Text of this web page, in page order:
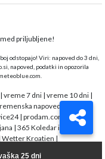
priljubljene!
odstopajo! Viri: napoved do 3 dni,
napoved, podatki in opozorila
.
| vreme 7 dni | vreme 10 dni |
napoved 15 dni
| prodam.com
| 365 Koledar in opravila
Wetter Kroatien |
25 dni